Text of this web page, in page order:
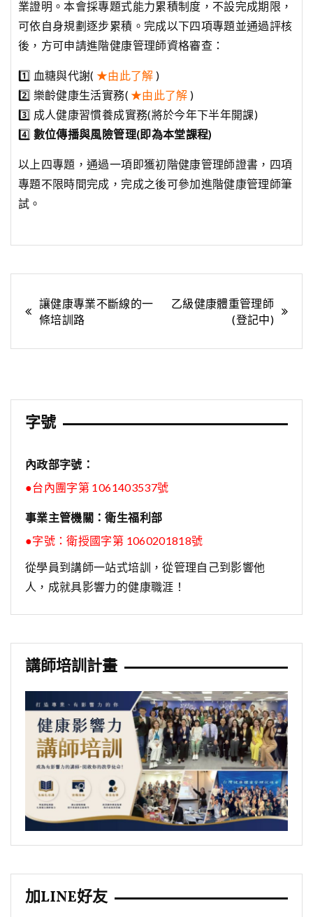
業證明。本會採專題式能力累積制度，不設完成期限，
可依自身規劃逐步累積。完成以下四項專題並通過評核
後，方可申請進階健康管理師資格審查：
1️⃣ 血糖與代謝( ★由此了解 )
2️⃣ 樂齡健康生活實務( ★由此了解 )
3️⃣ 成人健康習慣養成實務(將於今年下半年開課)
4️⃣ 數位傳播與風險管理(即為本堂課程)
以上四專題，通過一項即獲初階健康管理師證書，四項
專題不限時間完成，完成之後可參加進階健康管理師筆
試。
文
章
讓健康專業不斷線的一
條培訓路
乙級健康體重管理師
(登記中)
字號
內政部字號：
●台內團字第 1061403537號
事業主管機關：衛生福利部
●字號：衛授國字第 1060201818號
從學員到講師一站式培訓，從管理自己到影響他
人，成就具影響力的健康職涯！
講師培訓計畫
加LINE好友